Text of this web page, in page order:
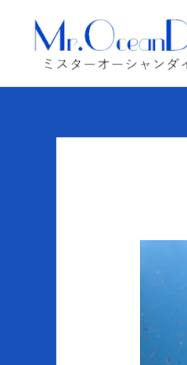
キ